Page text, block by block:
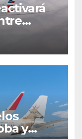
con
y